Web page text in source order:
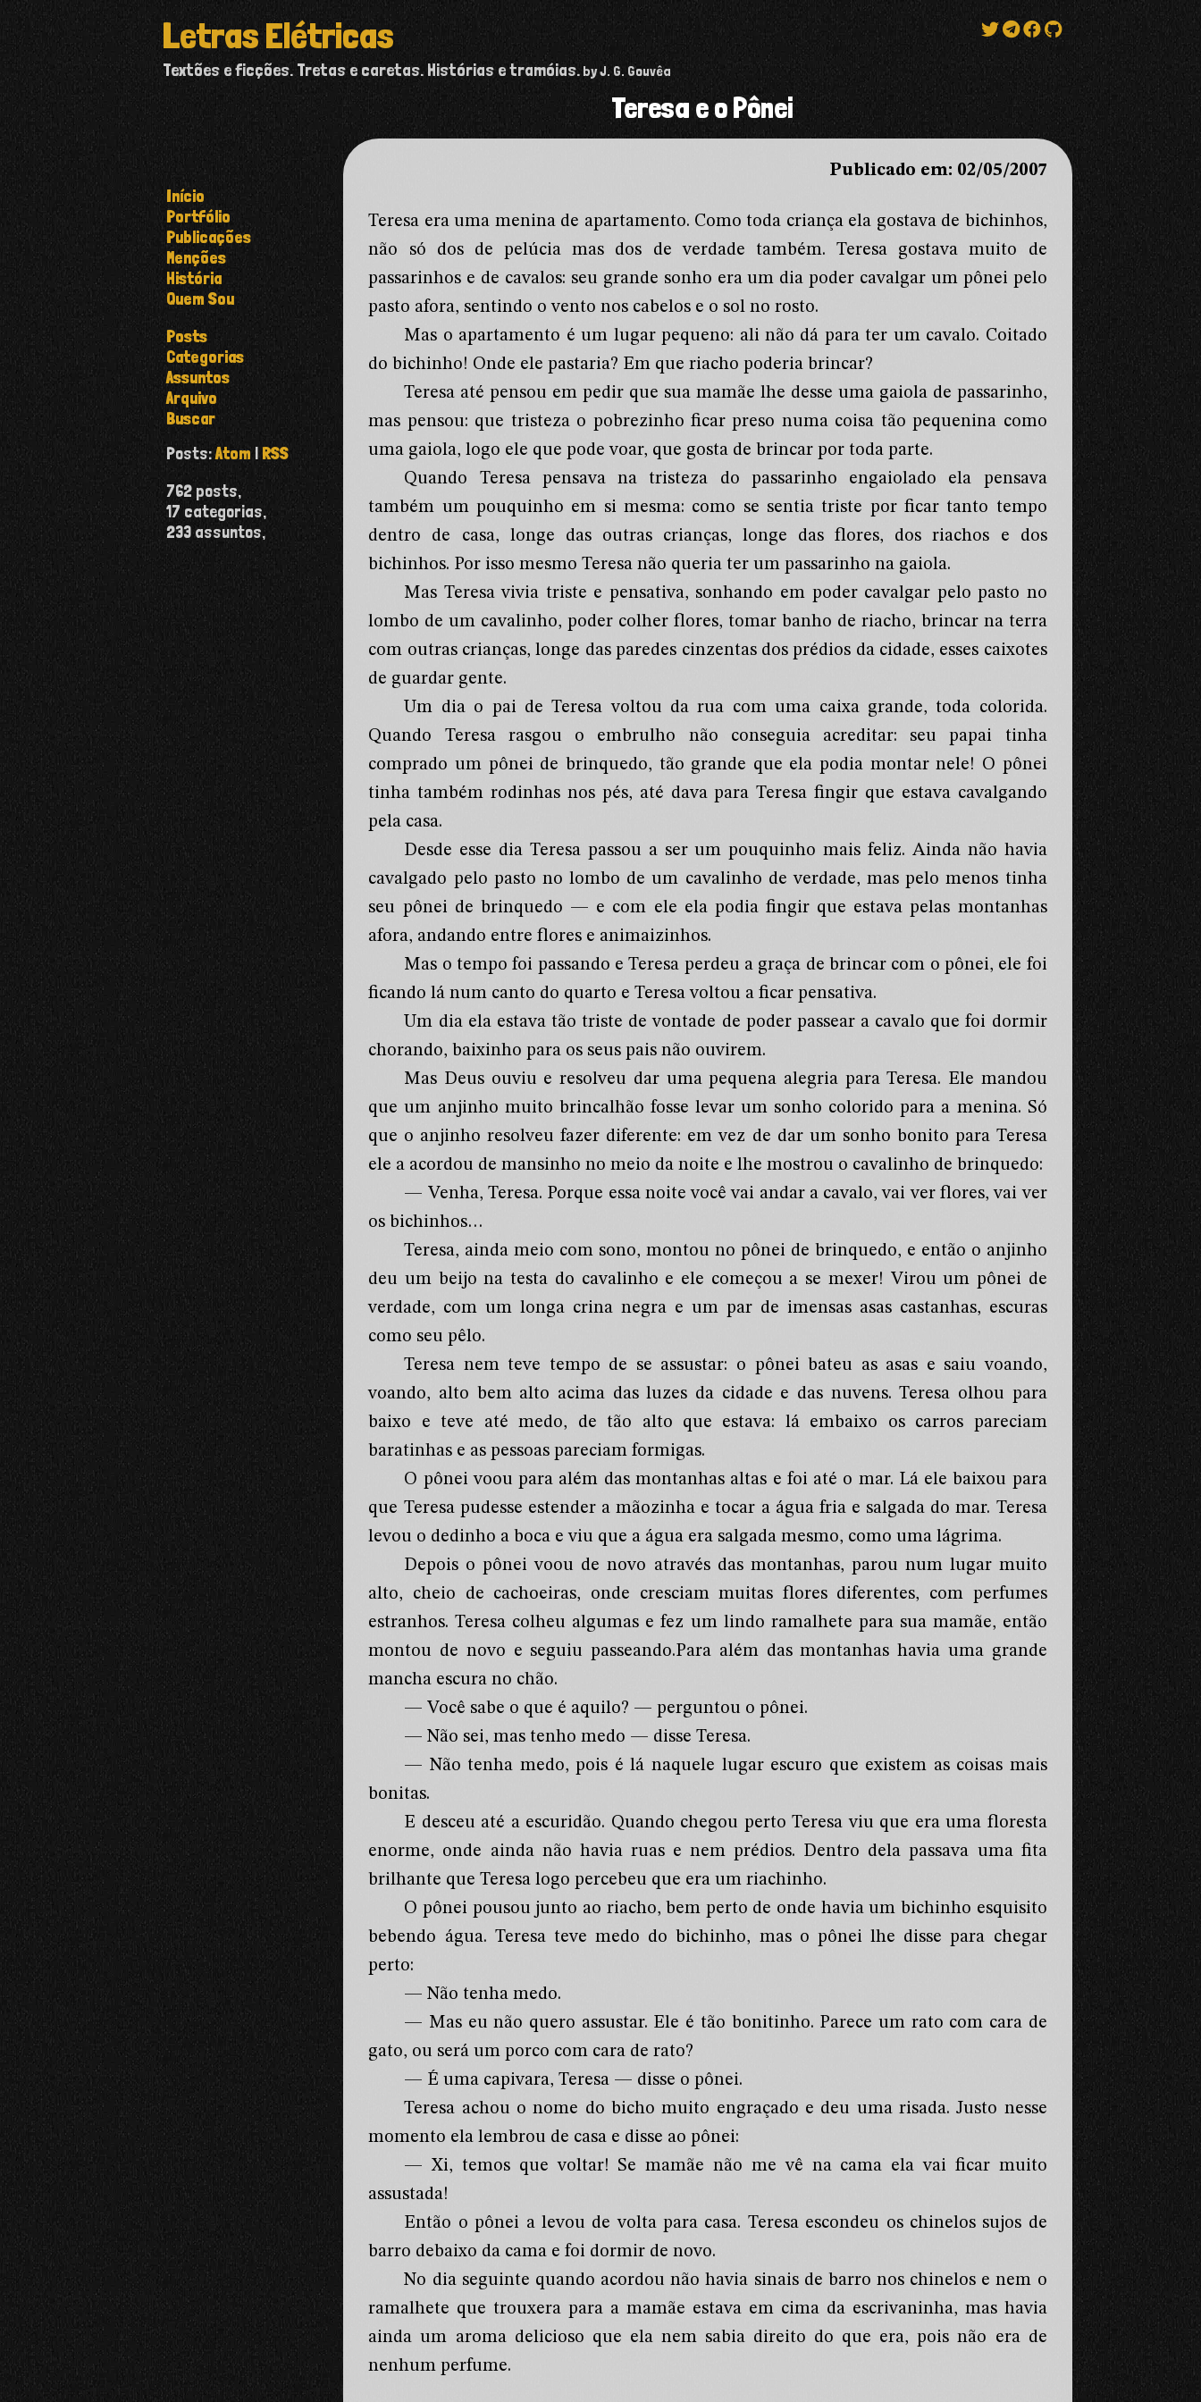
Letras Elétricas
Textões e ficções. Tretas e caretas. Histórias e tramóias. by J. G. Gouvêa
Início
Portfólio
Publicações
Menções
História
Quem Sou
Posts
Categorias
Assuntos
Arquivo
Buscar
Posts:Atom |RSS
762posts,
17 categorias,
233assuntos,
Teresa e o Pônei
Publicado em: 02/05/2007
Teresa era uma menina de apartamento. Como toda criança ela gostava de bichinhos,
não só dos de pelúcia mas dos de verdade também. Teresa gostava muito de
passarinhos e de cavalos: seu grande sonho era um dia poder cavalgar um pônei pelo
pasto afora, sentindo o vento nos cabelos e o sol no rosto.
Mas o apartamento é um lugar pequeno: ali não dá para ter um cavalo. Coitado
do bichinho! Onde ele pastaria? Em que riacho poderia brincar?
Teresa até pensou em pedir que sua mamãe lhe desse uma gaiola de passarinho,
mas pensou: que tristeza o pobrezinho ficar preso numa coisa tão pequenina como
uma gaiola, logo ele que pode voar, que gosta de brincar por toda parte.
Quando Teresa pensava na tristeza do passarinho engaiolado ela pensava
também um pouquinho em si mesma: como se sentia triste por ficar tanto tempo
dentro de casa, longe das outras crianças, longe das flores, dos riachos e dos
bichinhos. Por isso mesmo Teresa não queria ter um passarinho na gaiola.
Mas Teresa vivia triste e pensativa, sonhando em poder cavalgar pelo pasto no
lombo de um cavalinho, poder colher flores, tomar banho de riacho, brincar na terra
com outras crianças, longe das paredes cinzentas dos prédios da cidade, esses caixotes
de guardar gente.
Um dia o pai de Teresa voltou da rua com uma caixa grande, toda colorida.
Quando Teresa rasgou o embrulho não conseguia acreditar: seu papai tinha
comprado um pônei de brinquedo, tão grande que ela podia montar nele! O pônei
tinha também rodinhas nos pés, até dava para Teresa fingir que estava cavalgando
pela casa.
Desde esse dia Teresa passou a ser um pouquinho mais feliz. Ainda não havia
cavalgado pelo pasto no lombo de um cavalinho de verdade, mas pelo menos tinha
seu pônei de brinquedo — e com ele ela podia fingir que estava pelas montanhas
afora, andando entre flores e animaizinhos.
Mas o tempo foi passando e Teresa perdeu a graça de brincar com o pônei, ele foi
ficando lá num canto do quarto e Teresa voltou a ficar pensativa.
Um dia ela estava tão triste de vontade de poder passear a cavalo que foi dormir
chorando, baixinho para os seus pais não ouvirem.
Mas Deus ouviu e resolveu dar uma pequena alegria para Teresa. Ele mandou
que um anjinho muito brincalhão fosse levar um sonho colorido para a menina. Só
que o anjinho resolveu fazer diferente: em vez de dar um sonho bonito para Teresa
ele a acordou de mansinho no meio da noite e lhe mostrou o cavalinho de brinquedo:
— Venha, Teresa. Porque essa noite você vai andar a cavalo, vai ver flores, vai ver
os bichinhos…
Teresa, ainda meio com sono, montou no pônei de brinquedo, e então o anjinho
deu um beijo na testa do cavalinho e ele começou a se mexer! Virou um pônei de
verdade, com um longa crina negra e um par de imensas asas castanhas, escuras
como seu pêlo.
Teresa nem teve tempo de se assustar: o pônei bateu as asas e saiu voando,
voando, alto bem alto acima das luzes da cidade e das nuvens. Teresa olhou para
baixo e teve até medo, de tão alto que estava: lá embaixo os carros pareciam
baratinhas e as pessoas pareciam formigas.
O pônei voou para além das montanhas altas e foi até o mar. Lá ele baixou para
que Teresa pudesse estender a mãozinha e tocar a água fria e salgada do mar. Teresa
levou o dedinho a boca e viu que a água era salgada mesmo, como uma lágrima.
Depois o pônei voou de novo através das montanhas, parou num lugar muito
alto, cheio de cachoeiras, onde cresciam muitas flores diferentes, com perfumes
estranhos. Teresa colheu algumas e fez um lindo ramalhete para sua mamãe, então
montou de novo e seguiu passeando.Para além das montanhas havia uma grande
mancha escura no chão.
— Você sabe o que é aquilo? — perguntou o pônei.
— Não sei, mas tenho medo — disse Teresa.
— Não tenha medo, pois é lá naquele lugar escuro que existem as coisas mais
bonitas.
E desceu até a escuridão. Quando chegou perto Teresa viu que era uma floresta
enorme, onde ainda não havia ruas e nem prédios. Dentro dela passava uma fita
brilhante que Teresa logo percebeu que era um riachinho.
O pônei pousou junto ao riacho, bem perto de onde havia um bichinho esquisito
bebendo água. Teresa teve medo do bichinho, mas o pônei lhe disse para chegar
perto:
— Não tenha medo.
— Mas eu não quero assustar. Ele é tão bonitinho. Parece um rato com cara de
gato, ou será um porco com cara de rato?
— É uma capivara, Teresa — disse o pônei.
Teresa achou o nome do bicho muito engraçado e deu uma risada. Justo nesse
momento ela lembrou de casa e disse ao pônei:
— Xi, temos que voltar! Se mamãe não me vê na cama ela vai ficar muito
assustada!
Então o pônei a levou de volta para casa. Teresa escondeu os chinelos sujos de
barro debaixo da cama e foi dormir de novo.
No dia seguinte quando acordou não havia sinais de barro nos chinelos e nem o
ramalhete que trouxera para a mamãe estava em cima da escrivaninha, mas havia
ainda um aroma delicioso que ela nem sabia direito do que era, pois não era de
nenhum perfume.